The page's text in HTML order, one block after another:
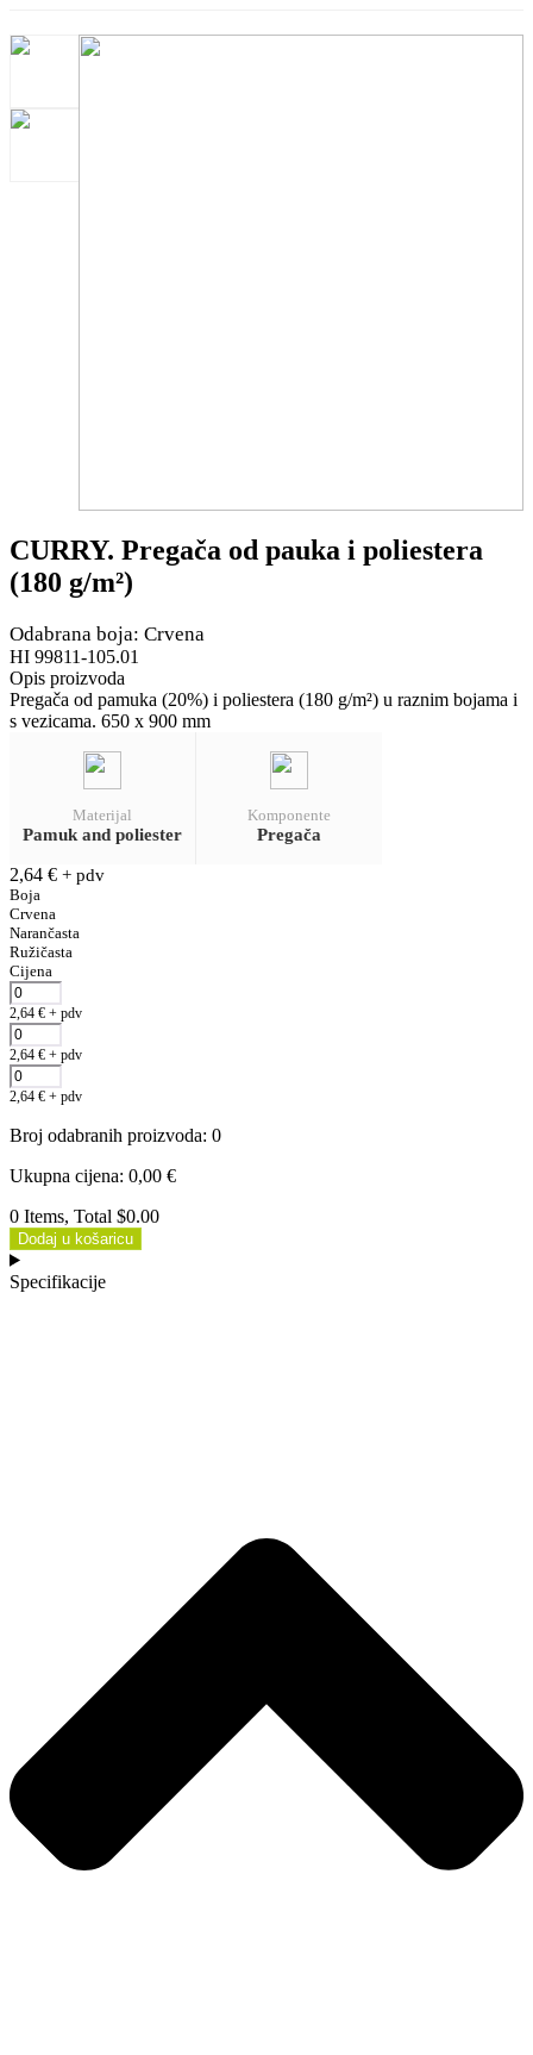
CURRY. Pregača od pauka i poliestera
(180 g/m²)
Odabrana boja: Crvena
HI 99811-105.01
Opis proizvoda
Pregača od pamuka (20%) i poliestera (180 g/m²) u raznim bojama i
s vezicama. 650 x 900 mm
Materijal
Pamuk and poliester
Komponente
Pregača
2,64 € + pdv
Boja
Crvena
Narančasta
Ružičasta
Cijena
2,64 € + pdv
2,64 € + pdv
2,64 € + pdv
Broj odabranih proizvoda: 0
Ukupna cijena: 0,00 €
0 Items, Total $0.00
Dodaj u košaricu
Specifikacije